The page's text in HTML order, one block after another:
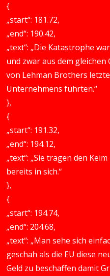
{
„start“: 181.72,
„end“: 190.42,
„text“: „Die Katastrophe
und zwar aus dem gleichen
von Lehman Brothers
Unternehmens führten.“
},
{
„start“: 191.32,
„end“: 194.12,
„text“: „Sie tragen den
bereits in sich.“
},
{
„start“: 194.74,
„end“: 204.68,
„text“: „Man sehe sich
geschah als die EU diese
Geld zu beschaffen damit